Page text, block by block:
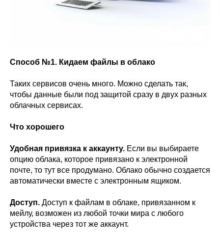
Способ №1. Кидаем файлы в облако
Таких сервисов очень много. Можно сделать так,
чтобы данные были под защитой сразу в двух разных
облачных сервисах.
Что хорошего
Удобная привязка к аккаунту. Если вы выбираете
опцию облака, которое привязано к электронной
почте, то тут все продумано. Облако обычно создается
автоматически вместе с электронным ящиком.
Доступ. Доступ к файлам в облаке, привязанном к
мейлу, возможен из любой точки мира с любого
устройства через тот же аккаунт.